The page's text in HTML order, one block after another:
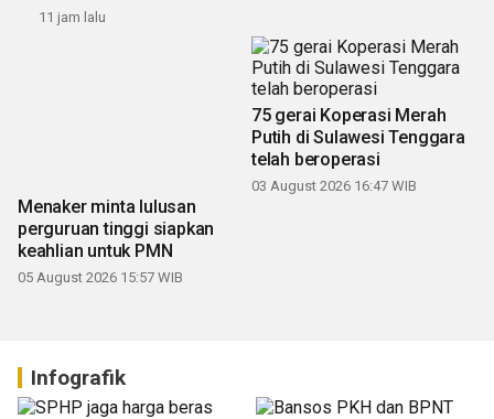
11 jam lalu
Menaker minta lulusan
perguruan tinggi siapkan
keahlian untuk PMN
05 August 2026 15:57 WIB
Infografik